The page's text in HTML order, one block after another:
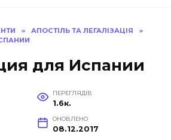
» АПОСТІЛЬ ТА ЛЕГАЛІЗАЦІЯ
»
для Испании
ПЕРЕГЛЯДІВ
1.6к.
ОНОВЛЕНО
08.12.2017